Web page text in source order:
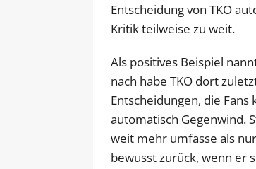
Entscheidung von TKO
Kritik teilweise zu weit.
Als positives Beispiel
nach habe TKO dort
Entscheidungen, die
automatisch Gegenwind.
weit mehr umfasse als
bewusst zurück, wenn er